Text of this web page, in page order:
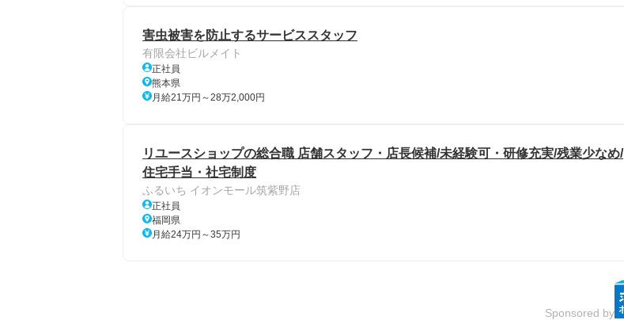
害虫被害を防止するサービススタッフ
有限会社ビルメイト
正社員
熊本県
月給21万円～28万2,000円
リユースショップの総合職 店舗スタッフ・店長候補/未経験可・研修充実/残業少なめ/
住宅手当・社宅制度
ふるいち イオンモール筑紫野店
正社員
福岡県
月給24万円～35万円
Sponsored by